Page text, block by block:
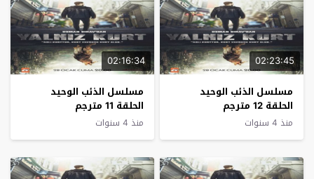
02:23:45
مسلسل الذئب الوحيد
الحلقة 12 مترجم
منذ 4 سنوات
02:16:34
مسلسل الذئب الوحيد
الحلقة 11 مترجم
منذ 4 سنوات